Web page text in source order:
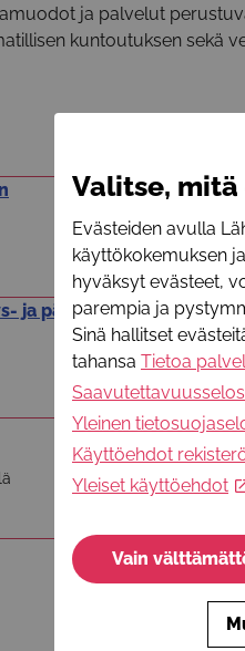
ja palvelut
kuntoutuksen sekä
ja päihdetyötä
Valitse,
Evästeiden avulla
käyttökokemuksen
hyväksyt evästeet,
parempia ja
Sinä hallitset
tahansa Tietoa
Yleinen
Käyttöehdot
Yleiset käyttöehdot
Vain